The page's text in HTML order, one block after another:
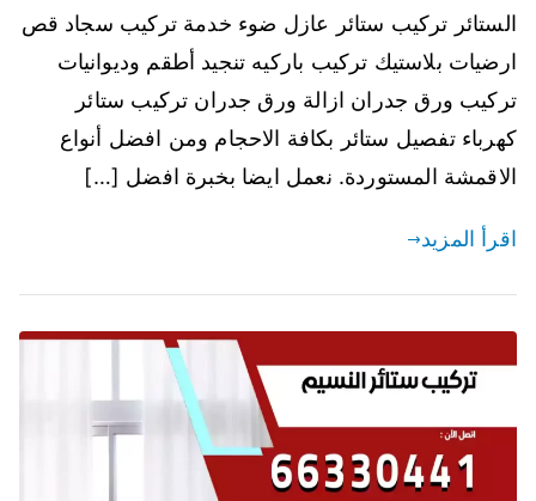
الستائر تركيب ستائر عازل ضوء خدمة تركيب سجاد قص
ارضيات بلاستيك تركيب باركيه تنجيد أطقم وديوانيات
تركيب ورق جدران ازالة ورق جدران تركيب ستائر
كهرباء تفصيل ستائر بكافة الاحجام ومن افضل أنواع
الاقمشة المستوردة. نعمل ايضا بخبرة افضل […]
اقرأ المزيد